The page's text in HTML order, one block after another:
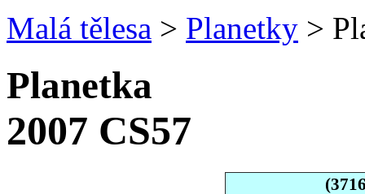
Malá tělesa > Planetky >
Planetka
2007 CS57